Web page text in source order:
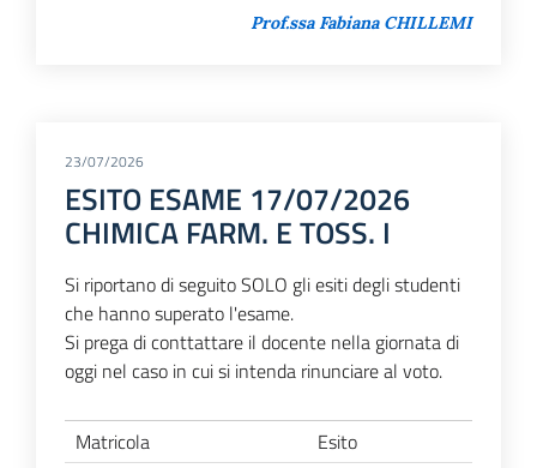
Prof.ssa Fabiana CHILLEMI
23/07/2026
ESITO ESAME 17/07/2026
CHIMICA FARM. E TOSS. I
Si riportano di seguito SOLO gli esiti degli studenti
che hanno superato l'esame.
Si prega di conttattare il docente nella giornata di
oggi nel caso in cui si intenda rinunciare al voto.
Matricola
Esito